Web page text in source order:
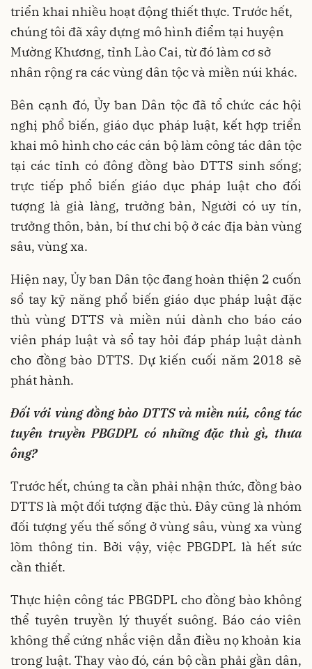
triển khai nhiều hoạt động thiết thực. Trước hết,
chúng tôi đã xây dựng mô hình điểm tại huyện
Mường Khương, tỉnh Lào Cai, từ đó làm cơ sở
nhân rộng ra các vùng dân tộc và miền núi khác.
Bên cạnh đó, Ủy ban Dân tộc đã tổ chức các hội
nghị phổ biến, giáo dục pháp luật, kết hợp triển
khai mô hình cho các cán bộ làm công tác dân tộc
tại các tỉnh có đông đồng bào DTTS sinh sống;
trực tiếp phổ biến giáo dục pháp luật cho đối
tượng là già làng, trưởng bản, Người có uy tín,
trưởng thôn, bản, bí thư chi bộ ở các địa bàn vùng
sâu, vùng xa.
Hiện nay, Ủy ban Dân tộc đang hoàn thiện 2 cuốn
sổ tay kỹ năng phổ biến giáo dục pháp luật đặc
thù vùng DTTS và miền núi dành cho báo cáo
viên pháp luật và sổ tay hỏi đáp pháp luật dành
cho đồng bào DTTS. Dự kiến cuối năm 2018 sẽ
phát hành.
Đối với vùng đồng bào DTTS và miền núi, công tác
tuyên truyền PBGDPL có những đặc thù gì, thưa
ông?
Trước hết, chúng ta cần phải nhận thức, đồng bào
DTTS là một đối tượng đặc thù. Đây cũng là nhóm
đối tượng yếu thế sống ở vùng sâu, vùng xa vùng
lõm thông tin. Bởi vậy, việc PBGDPL là hết sức
cần thiết.
Thực hiện công tác PBGDPL cho đồng bào không
thể tuyên truyền lý thuyết suông. Báo cáo viên
không thể cứng nhắc viện dẫn điều nọ khoản kia
trong luật. Thay vào đó, cán bộ cần phải gần dân,